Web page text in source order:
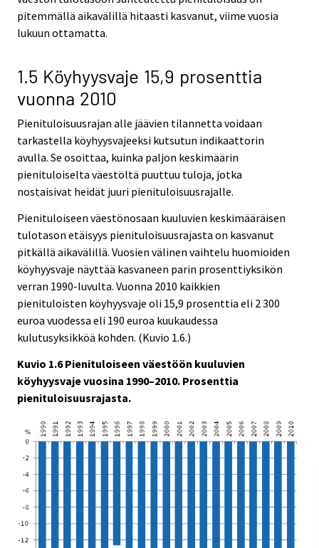
pitemmällä aikavälillä hitaasti kasvanut, viime vuosia
lukuun ottamatta.
1.5 Köyhyysvaje 15,9 prosenttia
vuonna 2010
Pienituloisuusrajan alle jäävien tilannetta voidaan
tarkastella köyhyysvajeeksi kutsutun indikaattorin
avulla. Se osoittaa, kuinka paljon keskimäärin
pienituloiselta väestöltä puuttuu tuloja, jotka
nostaisivat heidät juuri pienituloisuusrajalle.
Pienituloiseen väestönosaan kuuluvien keskimääräisen
tulotason etäisyys pienituloisuusrajasta on kasvanut
pitkällä aikavälillä. Vuosien välinen vaihtelu huomioiden
köyhyysvaje näyttää kasvaneen parin prosenttiyksikön
verran 1990-luvulta. Vuonna 2010 kaikkien
pienituloisten köyhyysvaje oli 15,9 prosenttia eli 2 300
euroa vuodessa eli 190 euroa kuukaudessa
kulutusyksikköä kohden. (Kuvio 1.6.)
Kuvio 1.6 Pienituloiseen väestöön kuuluvien
köyhyysvaje vuosina 1990–2010. Prosenttia
pienituloisuusrajasta.